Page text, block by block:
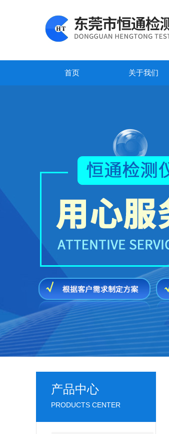
首页 关于我们
产品中心
PRODUCTS CENTER